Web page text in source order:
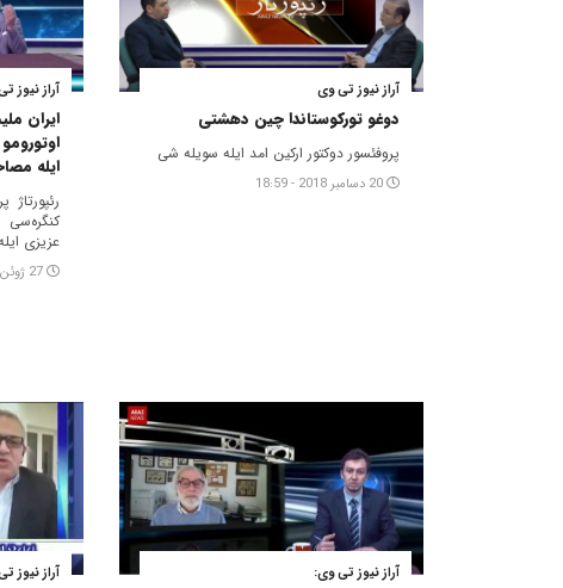
آراز نیوز تی وی
دوغو تورکوستاندا چین دهشتی
پروفئسور دوکتور ارکین امد ایله سویله شی
20 دسامبر 2018 - 18:59
آراز نیوز
ایران
ایله
عزیزی
27 ژوئن 2018 - 18:31
آراز نیوز تی وی: آراز نیوز